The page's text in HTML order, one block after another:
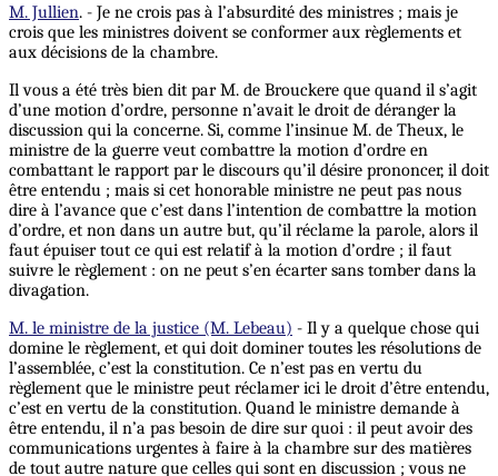
M. Jullien. - Je ne crois pas à l’absurdité des ministres ; mais je
crois que les ministres doivent se conformer aux règlements et
aux décisions de la chambre.
Il vous a été très bien dit par M. de Brouckere que quand il s’agit
d’une motion d’ordre, personne n’avait le droit de déranger la
discussion qui la concerne. Si, comme l’insinue M. de Theux, le
ministre de la guerre veut combattre la motion d’ordre en
combattant le rapport par le discours qu’il désire prononcer, il doit
être entendu ; mais si cet honorable ministre ne peut pas nous
dire à l’avance que c’est dans l’intention de combattre la motion
d’ordre, et non dans un autre but, qu’il réclame la parole, alors il
faut épuiser tout ce qui est relatif à la motion d’ordre ; il faut
suivre le règlement : on ne peut s’en écarter sans tomber dans la
divagation.
M. le ministre de la justice (M. Lebeau) - Il y a quelque chose qui
domine le règlement, et qui doit dominer toutes les résolutions de
l’assemblée, c’est la constitution. Ce n’est pas en vertu du
règlement que le ministre peut réclamer ici le droit d’être entendu,
c’est en vertu de la constitution. Quand le ministre demande à
être entendu, il n’a pas besoin de dire sur quoi : il peut avoir des
communications urgentes à faire à la chambre sur des matières
de tout autre nature que celles qui sont en discussion ; vous ne